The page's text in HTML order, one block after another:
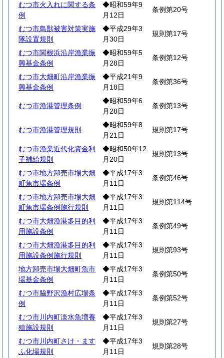
むつ市火入れに関する条
例
◆昭和59年9
月12日
条例第20号
むつ市鳥獣被害対策実施
隊設置規則
◆平成29年3
月30日
規則第17号
むつ市関根浜沿岸漁業振
興基金条例
◆昭和59年5
月28日
条例第12号
むつ市大畑町沿岸漁業振
興基金条例
◆平成21年9
月18日
条例第36号
むつ市漁港管理条例
◆昭和59年6
月28日
条例第13号
むつ市漁港管理規則
◆昭和59年8
月21日
規則第17号
むつ市漁業近代化資金利
子補給規則
◆昭和50年12
月20日
規則第13号
むつ市地方卸売市場大畑
町魚市場条例
◆平成17年3
月11日
条例第46号
むつ市地方卸売市場大畑
町魚市場条例施行規則
◆平成17年3
月11日
規則第114号
むつ市大畑漁港多目的利
用施設条例
◆平成17年3
月11日
条例第49号
むつ市大畑漁港多目的利
用施設条例施行規則
◆平成17年3
月11日
規則第93号
地方卸売市場大畑町魚市
場基金条例
◆平成17年3
月11日
条例第50号
むつ市脇野沢漁村広場条
例
◆平成17年3
月11日
条例第52号
むつ市川内町淡水魚増養
殖施設規則
◆平成17年3
月11日
規則第27号
むつ市川内町さけ・ます
ふ化場規則
◆平成17年3
月11日
規則第28号